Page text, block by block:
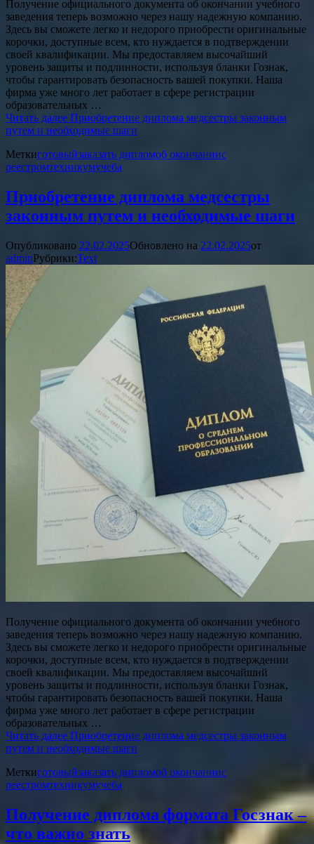
Получение официального документа об окончании учебного
заведения теперь возможно через нашу надежную компанию.
Здесь вы сможете легко и недорого приобрести оригинальные
корочки, доступные всем, кто нуждается в подтверждении
своей квалификации. Мы предоставляем высочайший
уровень защиты и подлинности, используя бланки Гознак,
чтобы гарантировать безопасность вашей покупки. Наша
фирма уже много лет работает в сфере регистрации
образовательных …
Читать далее Приобретение диплома медсестры законным
путем и необходимые шаги
Меткиготовыйзаказать дипломоб окончаниис
реестромтехникумучеба
Приобретение диплома медсестры
законным путем и необходимые шаги
Опубликовано 22.02.2025Обновлено на 22.02.2025от
adminРубрики:Text
Получение официального документа об окончании учебного
заведения теперь возможно через нашу надежную компанию.
Здесь вы сможете легко и недорого приобрести оригинальные
корочки, доступные всем, кто нуждается в подтверждении
своей квалификации. Мы предоставляем высочайший
уровень защиты и подлинности, используя бланки Гознак,
чтобы гарантировать безопасность вашей покупки. Наша
фирма уже много лет работает в сфере регистрации
образовательных …
Читать далее Приобретение диплома медсестры законным
путем и необходимые шаги
Меткиготовыйзаказать дипломоб окончаниис
реестромтехникумучеба
Получение диплома формата Госзнак –
что важно знать